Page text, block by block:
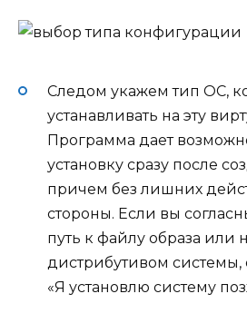
Следом укажем тип ОС,
устанавливать на эту
Программа дает
установку сразу после
причем без лишних
стороны. Если вы
путь к файлу образа или
дистрибутивом системы,
«Я установлю систему